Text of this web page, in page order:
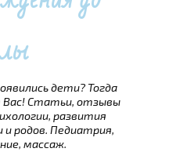
дети? Тогда
Вас! Статьи, отзывы
развития
и родов. Педиатрия,
массаж.